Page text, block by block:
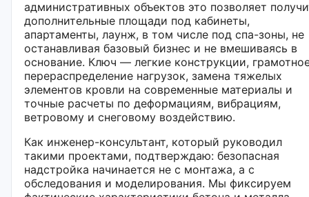
административных объектов это позволяет
дополнительные площади под кабинеты,
апартаменты, лаунж, в том числе под спа-зоны, не
останавливая базовый бизнес и не вмешиваясь в
основание. Ключ — легкие конструкции,
перераспределение нагрузок, замена тяжелых
элементов кровли на современные материалы и
точные расчеты по деформациям, вибрациям,
ветровому и снеговому воздействию.
Как инженер-консультант, который руководил
такими проектами, подтверждаю: безопасная
надстройка начинается не с монтажа, а с
обследования и моделирования. Мы фиксируем